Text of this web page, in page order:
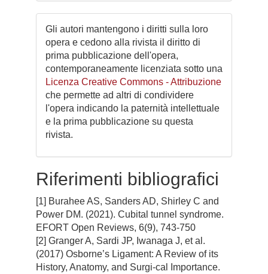
Gli autori mantengono i diritti sulla loro
opera e cedono alla rivista il diritto di
prima pubblicazione dell'opera,
contemporaneamente licenziata sotto una
Licenza Creative Commons - Attribuzione
che permette ad altri di condividere
l'opera indicando la paternità intellettuale
e la prima pubblicazione su questa
rivista.
Riferimenti bibliografici
[1] Burahee AS, Sanders AD, Shirley C and
Power DM. (2021). Cubital tunnel syndrome.
EFORT Open Reviews, 6(9), 743-750
[2] Granger A, Sardi JP, Iwanaga J, et al.
(2017) Osborne’s Ligament: A Review of its
History, Anatomy, and Surgi-cal Importance.